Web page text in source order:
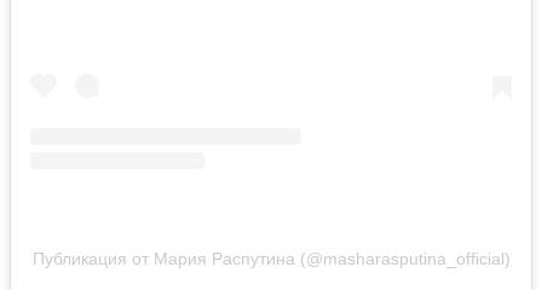
Публикация от Мария Распутина (@masharasputina_official)